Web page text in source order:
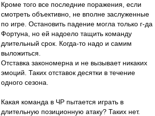
Кроме того все последние поражения, если
смотреть объективно, не вполне заслуженные
по игре. Остановить падение могла только г-да
Фортуна, но ей надоело тащить команду
длительный срок. Когда-то надо и самим
выложиться.
Отставка закономерна и не вызывает никаких
эмоций. Таких отставок десятки в течение
одного сезона.
Какая команда в ЧР пытается играть в
длительную позиционную атаку? Таких нет.